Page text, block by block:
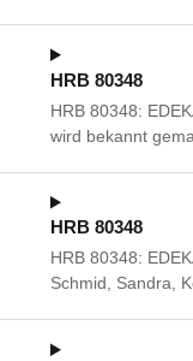
HRB 80348
HRB 80348:
wird bekannt
HRB 80348
HRB 80348:
Schmid, Sandra,